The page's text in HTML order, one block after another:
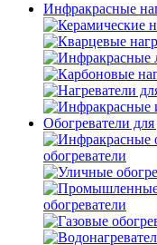
Инфракрасные
Обогреватели
обогреватели
обогреватели